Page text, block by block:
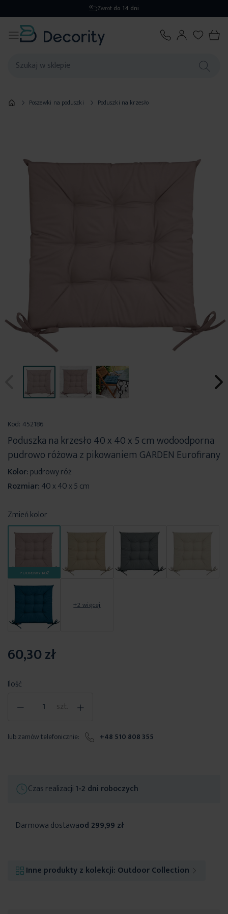
Zwrot do 14 dni
Poszewki na poduszki Poduszki na krzesło
początek
galerii
Kod: 452186
Poduszka na krzesło 40 x 40 x 5 cm wodoodporna
pudrowo różowa z pikowaniem GARDEN Eurofirany
Kolor:pudrowy róż
Rozmiar:40 x 40 x 5 cm
Zmień kolor
PUDROWY RÓŻ
+2 więcej
Ilość
- szt. +
60,30 zł
lub zamów telefonicznie: +48 510 808 355
Czas realizacji1-2 dni roboczych
Darmowa dostawaod 299,99 zł
Inne produkty z kolekcji: Outdoor Collection